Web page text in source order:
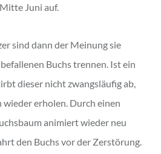
Juni auf.
sind dann der Meinung sie
Buchs trennen. Ist ein
dieser nicht zwangsläufig ab,
wieder erholen. Durch einen
animiert wieder neu
den Buchs vor der Zerstörung.